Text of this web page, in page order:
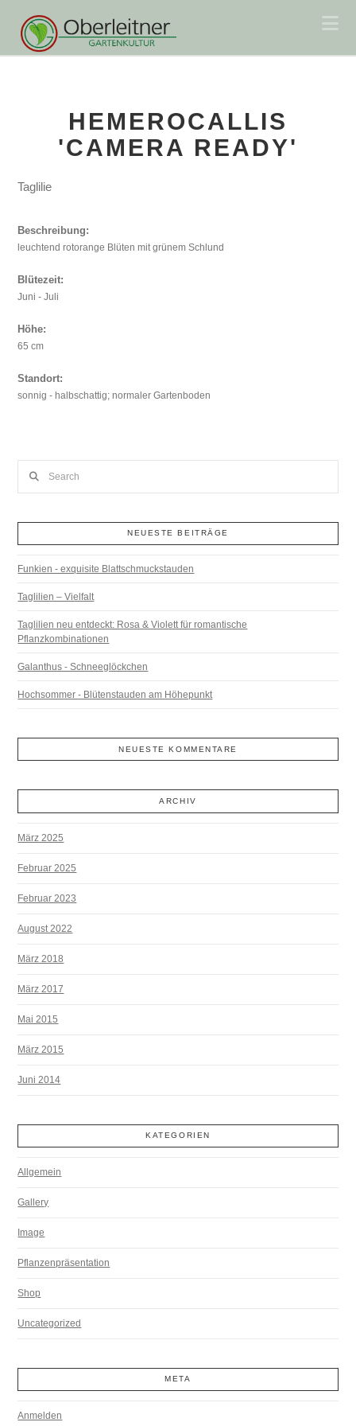
HEMEROCALLIS
'CAMERA READY'
Taglilie
Beschreibung:
leuchtend rotorange Blüten mit grünem Schlund
Blütezeit:
Juni - Juli
Höhe:
65 cm
Standort:
sonnig - halbschattig; normaler Gartenboden
NEUESTE BEITRÄGE
Funkien - exquisite Blattschmuckstauden
Taglilien – Vielfalt
Taglilien neu entdeckt: Rosa & Violett für romantische
Pflanzkombinationen
Galanthus - Schneeglöckchen
Hochsommer - Blütenstauden am Höhepunkt
NEUESTE KOMMENTARE
ARCHIV
März 2025
Februar 2025
Februar 2023
August 2022
März 2018
März 2017
Mai 2015
März 2015
Juni 2014
KATEGORIEN
Allgemein
Gallery
Image
Pflanzenpräsentation
Shop
Uncategorized
META
Anmelden